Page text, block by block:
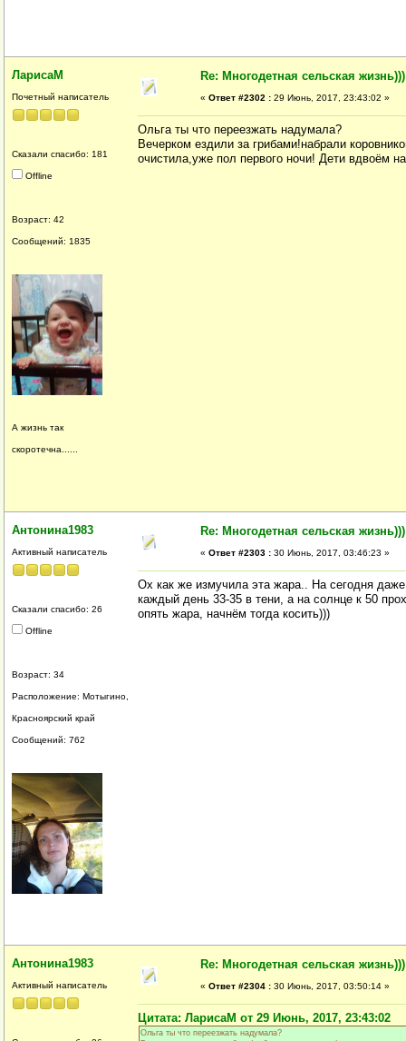
ЛарисаМ
Почетный написатель
Сказали спасибо: 181
Offline
Возраст: 42
Сообщений: 1835
А жизнь так
скоротечна......
Re: Многодетная сельская жизнь)))
« Ответ #2302 : 29 Июнь, 2017, 23:43:02 »
Ольга ты что переезжать надумала?
Вечерком ездили за грибами!набрали
очистила,уже пол первого ночи! Дети вдвоём
Антонина1983
Активный написатель
Сказали спасибо: 26
Offline
Возраст: 34
Расположение: Мотыгино,
Красноярский край
Сообщений: 762
Re: Многодетная сельская жизнь)))
« Ответ #2303 : 30 Июнь, 2017, 03:46:23 »
Ох как же измучила эта жара.. На сегодня
каждый день 33-35 в тени, а на солнце к 50
опять жара, начнём тогда косить)))
Антонина1983
Активный написатель
Re: Многодетная сельская жизнь)))
« Ответ #2304 : 30 Июнь, 2017, 03:50:14 »
Цитата: ЛарисаМ от 29 Июнь, 2017, 23:43:02
Ольга ты что переезжать надумала?